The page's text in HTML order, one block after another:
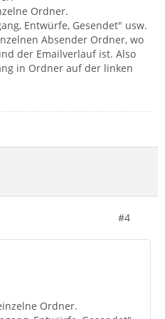
Ordner.
Entwürfe, Gesendet" usw.
Absender Ordner, wo
der Emailverlauf ist. Also
in Ordner auf der linken
#4
Ordner.